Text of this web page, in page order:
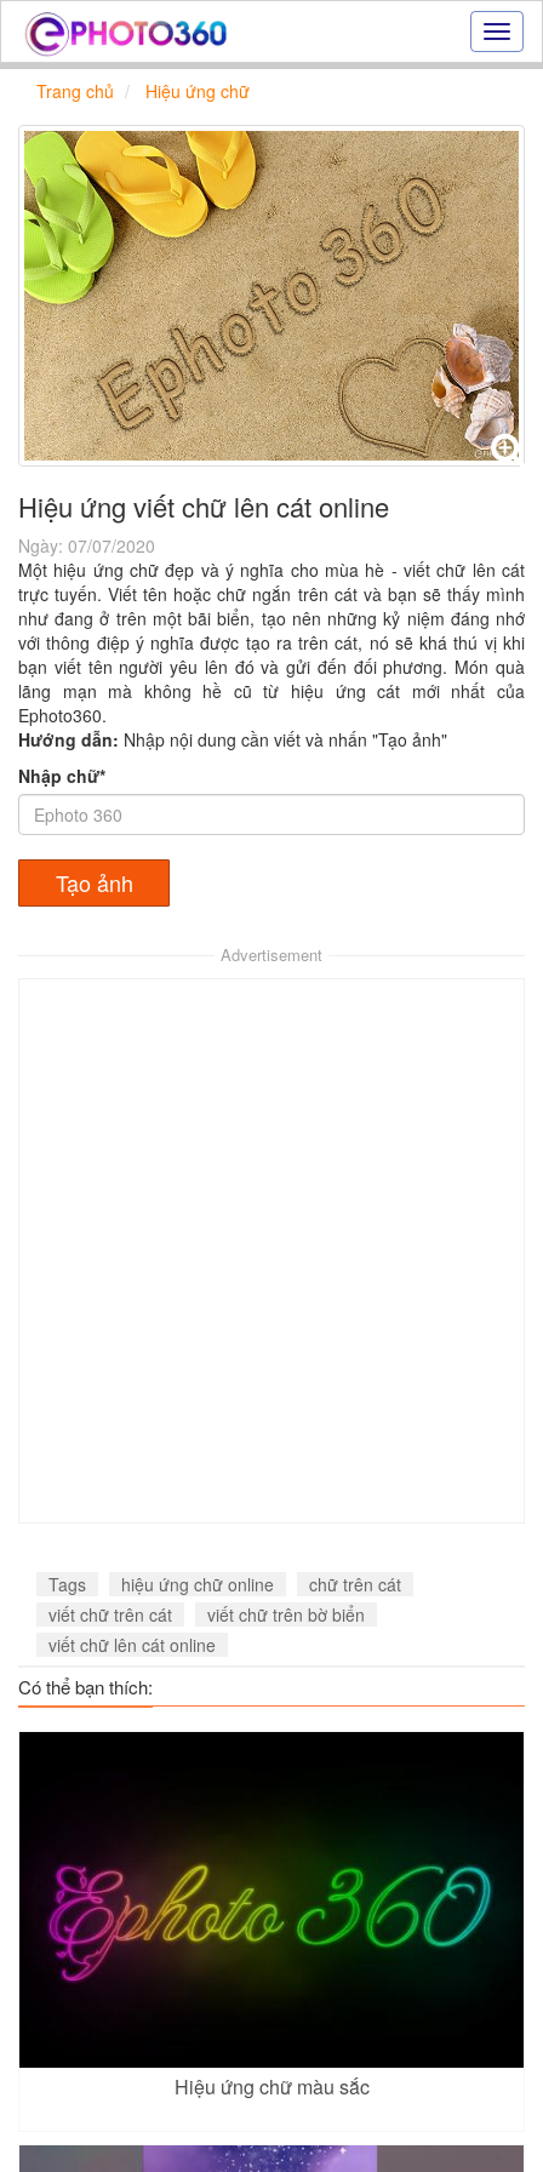
Hiệu
ứng
|
Tạo
ảnh
đẹp
trực
tuyến,
tạo
ảnh
online
Trang chủ Hiệu ứng chữ
Hiệu ứng viết chữ lên cát online
Ngày: 07/07/2020
Một hiệu ứng chữ đẹp và ý nghĩa cho mùa hè - viết chữ lên cát
trực tuyến. Viết tên hoặc chữ ngắn trên cát và bạn sẽ thấy mình
như đang ở trên một bãi biển, tạo nên những kỷ niệm đáng nhớ
với thông điệp ý nghĩa được tạo ra trên cát, nó sẽ khá thú vị khi
bạn viết tên người yêu lên đó và gửi đến đối phương. Món quà
lãng mạn mà không hề cũ từ hiệu ứng cát mới nhất của
Ephoto360.
Hướng dẫn: Nhập nội dung cần viết và nhấn "Tạo ảnh"
Nhập chữ*
Advertisement
Tags hiệu ứng chữ online
chữ trên cát
viết chữ trên cát
viết chữ trên bờ biển
viết chữ lên cát online
Có thể bạn thích:
Hiệu ứng chữ màu sắc